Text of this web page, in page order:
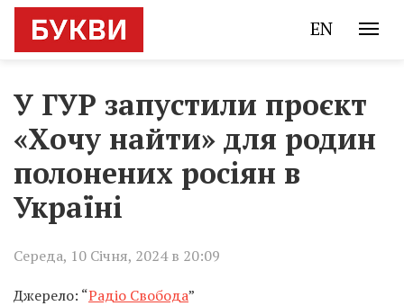
EN
У ГУР запустили проєкт
«Хочу найти» для родин
полонених росіян в
Україні
Середа, 10 Січня, 2024 в 20:09
Джерело: “Радіо Свобода”